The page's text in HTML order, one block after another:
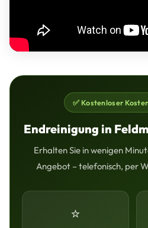
✅ Kostenloser
Endreinigung in
Erhalten Sie in wenigen
Angebot – telefonisch, per
⭐